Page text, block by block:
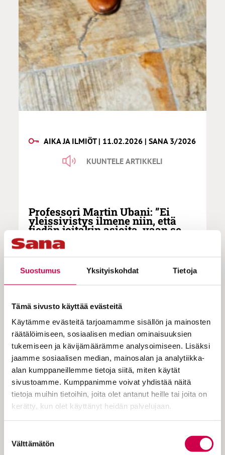
Suostumus Yksityiskohdat Tietoja
Tämä sivusto käyttää evästeitä
Käytämme evästeitä tarjoamamme sisällön ja mainosten
räätälöimiseen, sosiaalisen median ominaisuuksien
tukemiseen ja kävijämäärämme analysoimiseen. Lisäksi
jaamme sosiaalisen median, mainosalan ja analytiikka-
alan kumppaneillemme tietoja siitä, miten käytät
sivustoamme. Kumppanimme voivat yhdistää näitä
tietoja muihin tietoihin, joita olet antanut heille tai joita on
kerätty, kun olet käyttänyt heidän palvelujaan.
valinta
Välttämätön
AIKA JA ILMIÖT | 11.02.2026 | SANA 3/2026
KUUNTELE ARTIKKELI
Professori Martin Ubani: ”Ei
yleissivistys ilmene niin, että
tiedän joitakin asioita, vaan se
näkyy siinä, miten toimin
muiden ihmisten kanssa”
uskontolukutaitoa kriittisenä
osaamisena nyky-Suomessa.
Ratkaisevan sysäyksen akateemiselle
uralle hän sai käytännön
opetustyössä.
Martin Ubani kertoo kuusivuotiaana
alkaneen koulutaipaleensa alkumetreistä:
mennään kouluun seitsemänvuotiaana.